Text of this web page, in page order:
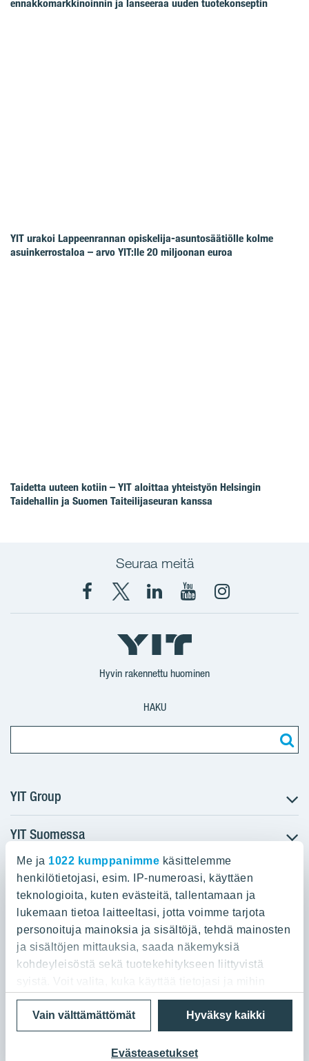
Me ja 1022 kumppanimme käsittelemme
henkilötietojasi, esim. IP-numeroasi, käyttäen
teknologioita, kuten evästeitä, tallentamaan ja
lukemaan tietoa laitteeltasi, jotta voimme tarjota
personoituja mainoksia ja sisältöjä, tehdä mainosten
ja sisältöjen mittauksia, saada näkemyksiä
kohdeyleisöstä sekä tuotekehitykseen liittyvistä
syistä. Voit valita, kuka käyttää tietojasi ja mihin
tarkoituksiin.
Jos sallit, haluamme myös tehdä seuraavia:
Kerätä tietoja maantieteellisestä sijainnistasi,
Hyväksy kaikki
Evästeasetukset
Vain välttämättömät
ennakkomarkkinoinnin ja lanseeraa uuden tuotekonseptin
YIT urakoi Lappeenrannan opiskelija-asuntosäätiölle kolme
asuinkerrostaloa – arvo YIT:lle 20 miljoonan euroa
Taidetta uuteen kotiin – YIT aloittaa yhteistyön Helsingin
Taidehallin ja Suomen Taiteilijaseuran kanssa
Seuraa meitä
Facebook
X
YIT
Suomi
YIT
Corporation
YIT
Corporation
Instagram
Hyvin rakennettu huominen
HAKU
YIT Group
Tietoa YIT:stä
Töihin meille
Sijoittajat
Projektit
Vastuullisuus
Media
Yhteystiedot
YIT Suomessa
Myytävät asunnot
Vuokrattavat toimitilat
Kiinteistösijoittaminen
Infrarakentaminen
Toimitilarakentaminen
Teollisuusrakentaminen
YIT:n pääkonttori
Panuntie 11, PL 36, 00620 Helsinki
020 433 111